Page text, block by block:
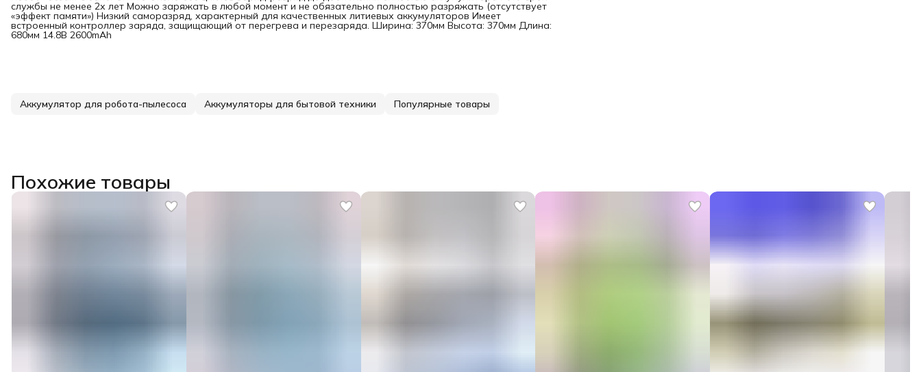
службы не менее 2х лет Можно заряжать в любой момент и не обязательно полностью разряжать (отсутствует
«эффект памяти») Низкий саморазряд, характерный для качественных литиевых аккумуляторов Имеет
встроенный контроллер заряда, защищающий от перегрева и перезаряда. Ширина: 370мм Высота: 370мм Длина:
680мм 14.8В 2600mAh
Аккумулятор для робота-пылесоса Аккумуляторы для бытовой техники Популярные товары
Похожие товары